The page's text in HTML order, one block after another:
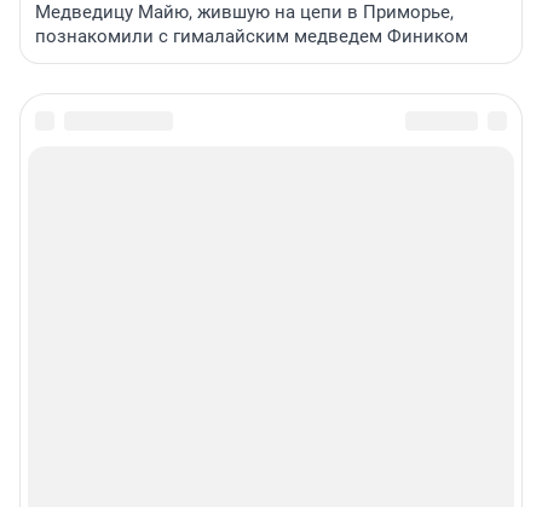
Медведицу Майю, жившую на цепи в Приморье,
познакомили с гималайским медведем Фиником